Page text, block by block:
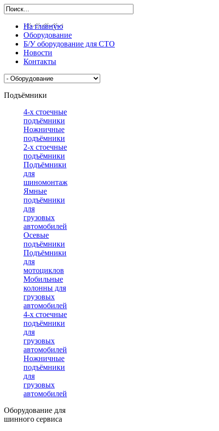
На главную
Оборудование
Б/У оборудование для СТО
Новости
Контакты
Подъёмники
4-х стоечные
подъёмники
Ножничные
подъёмники
2-х стоечные
подъёмники
Подъёмники
для
шиномонтажа
Ямные
подъёмники
для
грузовых
автомобилей
Осевые
подъёмники
Подъёмники
для
мотоциклов
Мобильные
колонны для
грузовых
автомобилей
4-х стоечные
подъёмники
для
грузовых
автомобилей
Ножничные
подъёмники
для
грузовых
автомобилей
Оборудование для
шинного сервиса